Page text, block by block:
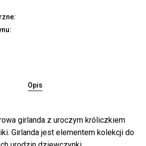
Opis
girlanda z uroczym króliczkiem
Girlanda jest elementem kolekcji do